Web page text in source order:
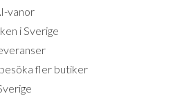
vanor
i Sverige
fler butiker